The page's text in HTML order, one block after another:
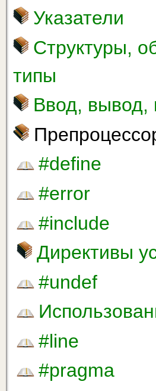
Указатели
Структуры,
типы
Ввод, вывод,
#define
#error
#include
Директивы
#undef
#line
#pragma